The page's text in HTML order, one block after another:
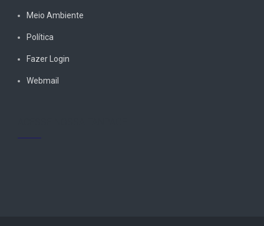
Meio Ambiente
Política
Fazer Login
Webmail